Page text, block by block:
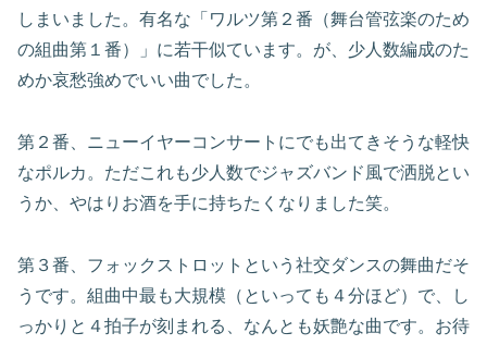
しまいました。有名な「ワルツ第２番（舞台管弦楽のため
の組曲第１番）」に若干似ています。が、少人数編成のた
めか哀愁強めでいい曲でした。
第２番、ニューイヤーコンサートにでも出てきそうな軽快
なポルカ。ただこれも少人数でジャズバンド風で洒脱とい
うか、やはりお酒を手に持ちたくなりました笑。
第３番、フォックストロットという社交ダンスの舞曲だそ
うです。組曲中最も大規模（といっても４分ほど）で、し
っかりと４拍子が刻まれる、なんとも妖艶な曲です。お待